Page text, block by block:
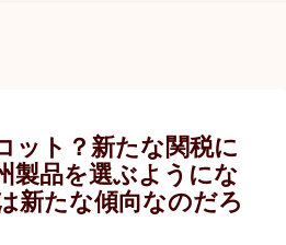
ット？新たな関税に
製品を選ぶようにな
新たな傾向なのだろ